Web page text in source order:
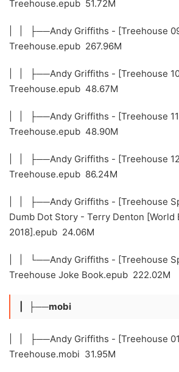
Treehouse.epub 51.72M
| | ├──Andy Griffiths - [Treehouse
Treehouse.epub 267.96M
| | ├──Andy Griffiths - [Treehouse
Treehouse.epub 48.67M
| | ├──Andy Griffiths - [Treehouse
Treehouse.epub 48.90M
| | ├──Andy Griffiths - [Treehouse
Treehouse.epub 86.24M
| | ├──Andy Griffiths - [Treehouse
Dumb Dot Story - Terry Denton [World
2018].epub 24.06M
| | └──Andy Griffiths - [Treehouse
Treehouse Joke Book.epub 222.02M
| ├──mobi
| | ├──Andy Griffiths - [Treehouse
Treehouse.mobi 31.95M